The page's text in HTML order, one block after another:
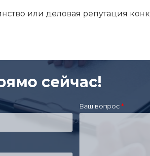
или деловая репутация
сейчас!
Ваш вопрос